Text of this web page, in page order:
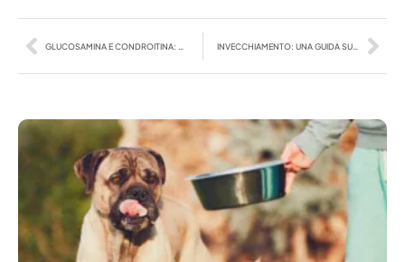
Precedente
INVECCHIAMENTO: UNA GUIDA SULL’ALIMENTAZIONE NELLA TERZA ETÀ